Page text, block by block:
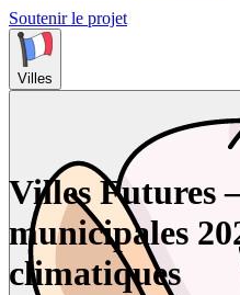
Soutenir le projet
Villes
Villes Futures
municipales
climatiques